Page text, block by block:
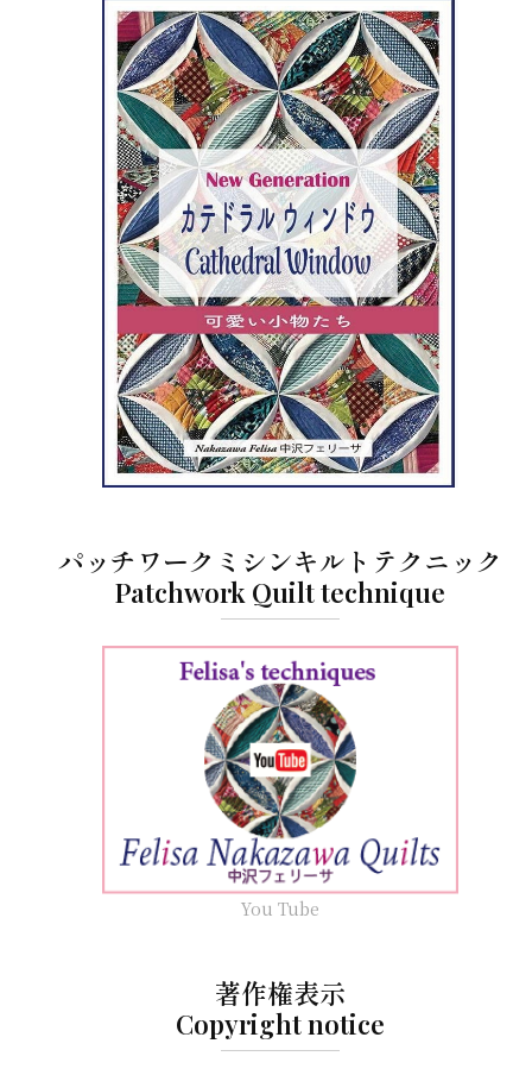
パッチワークミシンキルトテクニック
Patchwork Quilt technique
You Tube
著作権表示
Copyright notice